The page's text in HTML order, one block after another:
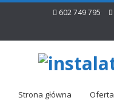
602 749 795
Strona główna Oferta